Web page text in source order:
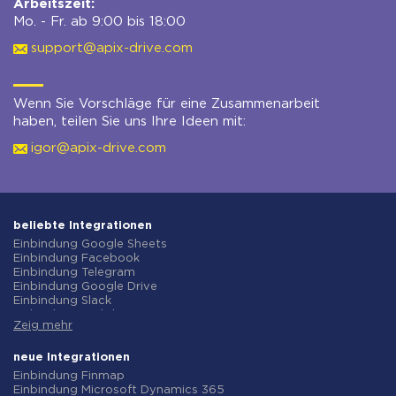
Arbeitszeit:
Mo. - Fr. ab 9:00 bis 18:00
support@apix-drive.com
Wenn Sie Vorschläge für eine Zusammenarbeit
haben, teilen Sie uns Ihre Ideen mit:
igor@apix-drive.com
beliebte Integrationen
Einbindung Google Sheets
Einbindung Facebook
Einbindung Telegram
Einbindung Google Drive
Einbindung Slack
Einbindung Gmail
Einbindung ClickUp
Einbindung Airtable
Einbindung Google Contacts
Zeig mehr
neue Integrationen
Einbindung Finmap
Einbindung Microsoft Dynamics 365